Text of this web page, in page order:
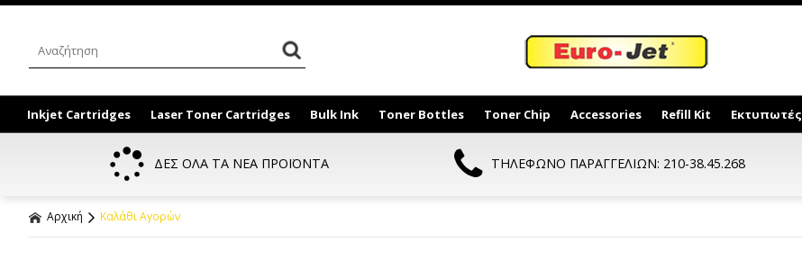
Inkjet Cartridges Laser Toner Cartridges Bulk Ink Toner Bottles Toner Chip Accessories Refill Kit Εκτυπωτές
ΔΕΣ ΟΛΑ ΤΑ ΝΕΑ ΠΡΟΪΟΝΤΑ ΤΗΛΕΦΩΝΟ ΠΑΡΑΓΓΕΛΙΩΝ: 210-38.45.268
Αρχική Καλάθι Αγορών